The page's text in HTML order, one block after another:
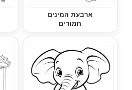
ארבעת המינים
חמודים